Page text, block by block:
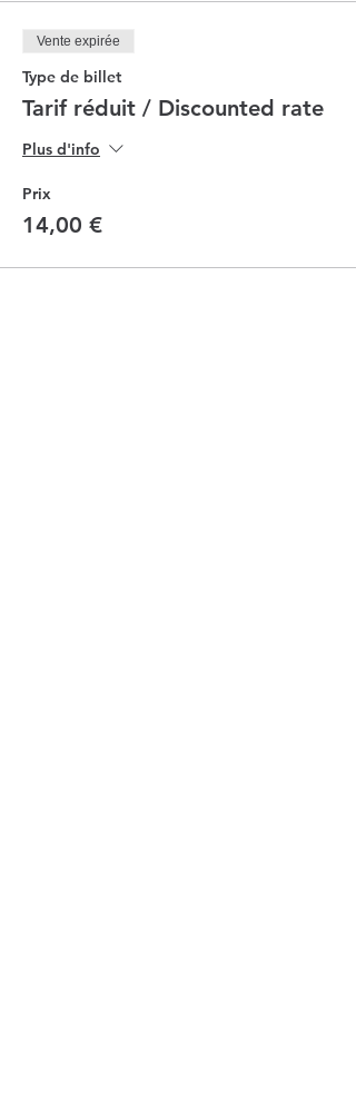
Vente expirée
Type de billet
Tarif réduit / Discounted rate
Plus d'info
Prix
14,00 €